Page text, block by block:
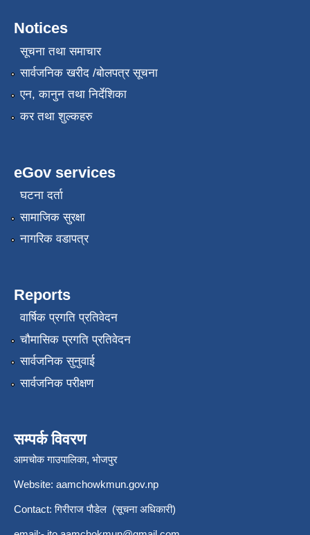
Notices
सूचना तथा समाचार
सार्वजनिक खरीद /बोलपत्र सूचना
एन, कानुन तथा निर्देशिका
कर तथा शुल्कहरु
eGov services
घटना दर्ता
सामाजिक सुरक्षा
नागरिक वडापत्र
Reports
वार्षिक प्रगति प्रतिवेदन
चौमासिक प्रगति प्रतिवेदन
सार्वजनिक सुनुवाई
सार्वजनिक परीक्षण
सम्पर्क विवरण
आमचोक गाउपालिका, भोजपुर
Website: aamchowkmun.gov.np
Contact: गिरीराज पौडेल (सूचना अधिकारी)